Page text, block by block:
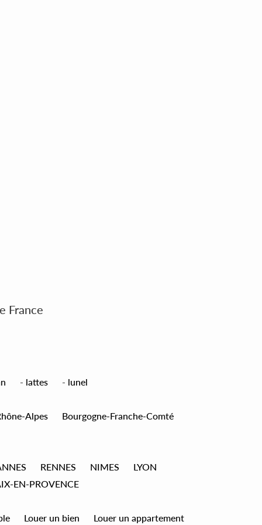
France
- lattes - lunel
Alpes
Bourgogne-Franche-Comté
RENNES NIMES
LYON
EN-PROVENCE
Louer un bien Louer un appartement